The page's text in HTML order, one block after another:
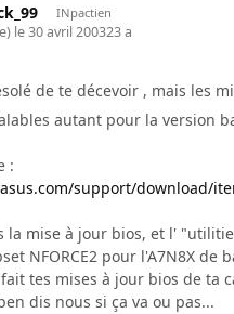
INpactien
le 30 avril 200323 a
de te décevoir , mais les
autant pour la version
:
support/download/
la mise à jour bios, et l'
NFORCE2 pour l'A7N8X de
tes mises à jour bios de ta
dis nous si ça va ou pas...